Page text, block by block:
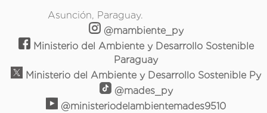
Asunción, Paraguay.
@mambiente_py
Ministerio del Ambiente y Desarrollo Sostenible
Paraguay
Ministerio del Ambiente y Desarrollo Sostenible Py
@mades_py
@ministeriodelambientemades9510